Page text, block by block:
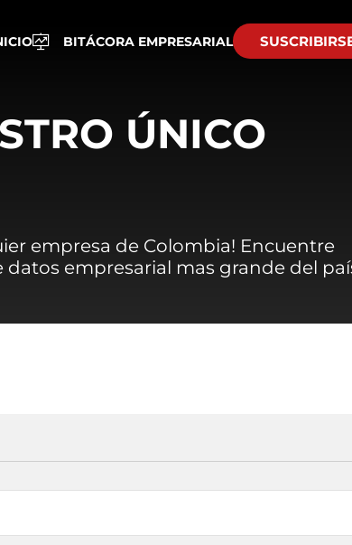
BITÁCORA EMPRESARIAL
ÚNICO
empresa de Colombia! Encuentre
datos empresarial mas grande del